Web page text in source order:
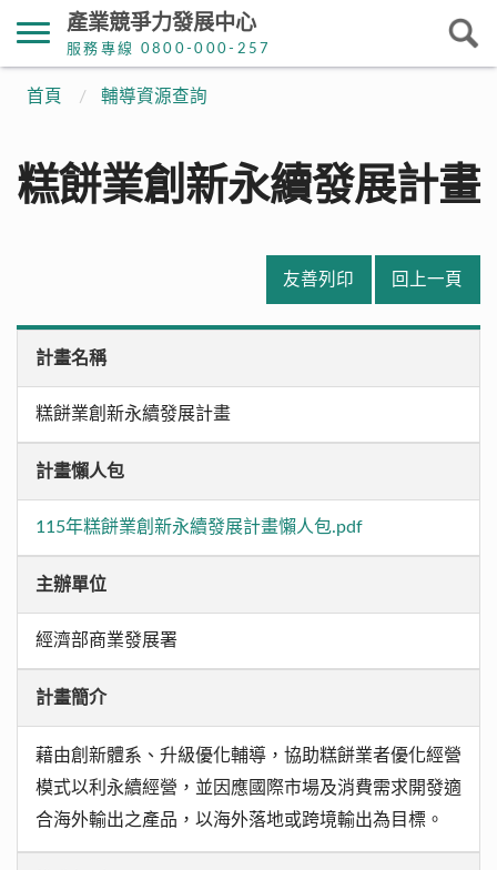
產業競爭力發展中心
服務專線 0800-000-257
首頁 輔導資源查詢
糕餅業創新永續發展計畫
友善列印 回上一頁
計畫名稱
糕餅業創新永續發展計畫
計畫懶人包
115年糕餅業創新永續發展計畫懶人包.pdf
主辦單位
經濟部商業發展署
計畫簡介
藉由創新體系、升級優化輔導，協助糕餅業者優化經營
模式以利永續經營，並因應國際市場及消費需求開發適
合海外輸出之產品，以海外落地或跨境輸出為目標。